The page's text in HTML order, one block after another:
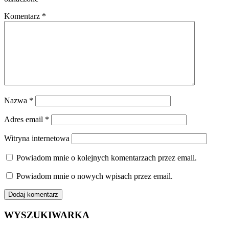
Komentarz *
Nazwa *
Adres email *
Witryna internetowa
Powiadom mnie o kolejnych komentarzach przez email.
Powiadom mnie o nowych wpisach przez email.
WYSZUKIWARKA